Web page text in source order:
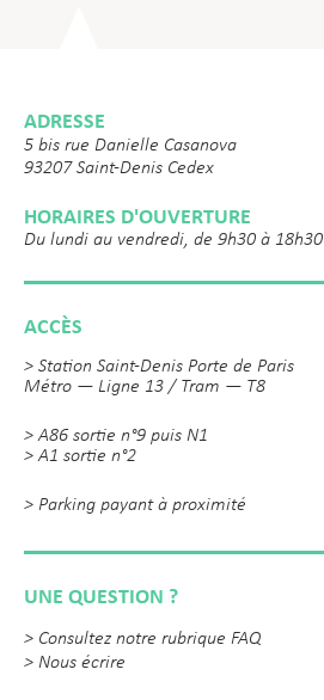
ADRESSE
5 bis rue Danielle Casanova
93207 Saint-Denis Cedex
HORAIRES D'OUVERTURE
Du lundi au vendredi, de 9h30 à 18h30
ACCÈS
> Station Saint-Denis Porte de Paris
Métro — Ligne 13 / Tram — T8
> A86 sortie n°9 puis N1
> A1 sortie n°2
> Parking payant à proximité
UNE QUESTION ?
> Consultez notre rubrique FAQ
> Nous écrire